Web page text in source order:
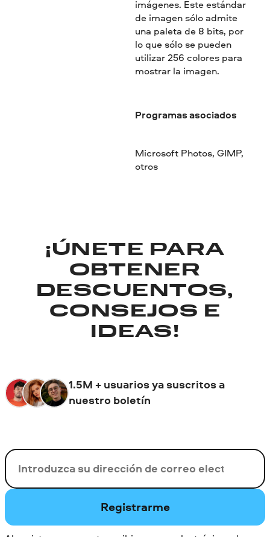
imágenes. Este estándar
de imagen sólo admite
una paleta de 8 bits, por
lo que sólo se pueden
utilizar 256 colores para
mostrar la imagen.
Programas asociados
Microsoft Photos, GIMP,
otros
¡ÚNETE PARA
OBTENER
DESCUENTOS,
CONSEJOS E
IDEAS!
1.5M + usuarios ya suscritos a
nuestro boletín
Su correo electrónico
Registrarme